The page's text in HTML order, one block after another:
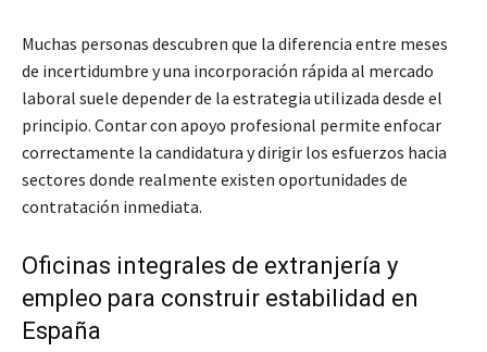
Muchas personas descubren que la diferencia entre meses
de incertidumbre y una incorporación rápida al mercado
laboral suele depender de la estrategia utilizada desde el
principio. Contar con apoyo profesional permite enfocar
correctamente la candidatura y dirigir los esfuerzos hacia
sectores donde realmente existen oportunidades de
contratación inmediata.
Oficinas integrales de extranjería y
empleo para construir estabilidad en
España